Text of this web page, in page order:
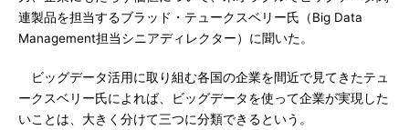
連製品を担当するブラッド・テュークスベリー氏（Big Data
Management担当シニアディレクター）に聞いた。
ビッグデータ活用に取り組む各国の企業を間近で見てきたテュ
ークスベリー氏によれば、ビッグデータを使って企業が実現した
いことは、大きく分けて三つに分類できるという。